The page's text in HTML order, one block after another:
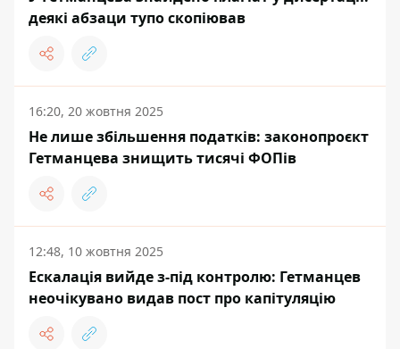
деякі абзаци тупо скопіював
16:20, 20 жовтня 2025
Не лише збільшення податків: законопроєкт
Гетманцева знищить тисячі ФОПів
12:48, 10 жовтня 2025
Ескалація вийде з-під контролю: Гетманцев
неочікувано видав пост про капітуляцію